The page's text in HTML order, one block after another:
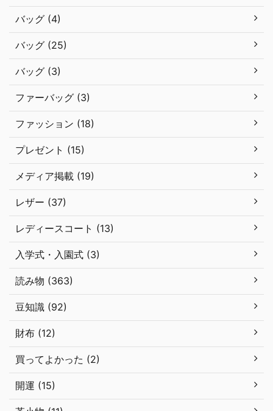
バッグ (4)
バッグ (25)
バッグ (3)
ファーバッグ (3)
ファッション (18)
プレゼント (15)
メディア掲載 (19)
レザー (37)
レディースコート (13)
入学式・入園式 (3)
読み物 (363)
豆知識 (92)
財布 (12)
買ってよかった (2)
開運 (15)